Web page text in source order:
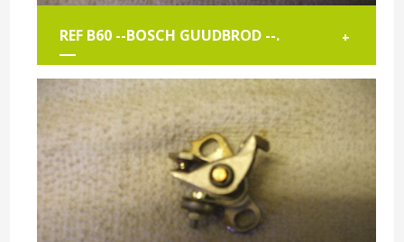
REF B60 --BOSCH GUUDBROD --. +